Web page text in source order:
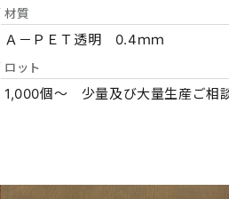
材質
Ａ－ＰＥＴ透明 0.4ｍｍ
ロット
1,000個～ 少量及び大量生産ご相